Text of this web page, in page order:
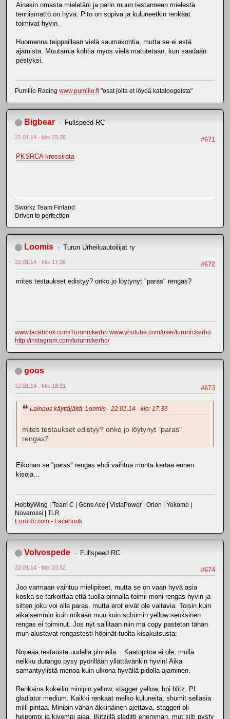
Ainakin omasta mieletäni ja parin muun testanneen mielestä
tennismatto on hyvä. Pito on sopiva ja kuluneetkin renkaat
toimivat hyvin.
Huomenna teippaillaan vielä saumakohtia, mutta se ei estä
ajamista. Muutamia kohtia myös vielä matotetaan, kun saadaan
pestyksi.
Pumilio Racing www.pumilio.fi "osat joita et löydä kataloogeista"
Bigbear Fullspeed RC
#671
21.01.14 - klo: 23.38
PKSRCA krossirata
Sworkz Team Finland
Driven to perfection
Loomis Turun Urheiluautoilijat ry
#672
22.01.14 - klo: 17.36
mites testaukset edistyy? onko jo löytynyt "paras" rengas?
www.facebook.com/Turunrckerho www.youtube.com/user/turunrckerho
http://instagram.com/turunrckerho/
goos
#673
22.01.14 - klo: 18.31
Lainaus käyttäjältä: Loomis - 22.01.14 - klo: 17.36
mites testaukset edistyy? onko jo löytynyt "paras"
rengas?
Eikohan se "paras" rengas ehdi vaihtua monta kertaa ennen
kisoja...
HobbyWing | Team C | Gens Ace | VistaPower | Orion | Yokomo |
Novarossi | TLR
EuroRc.com - Facebook
Volvospede Fullspeed RC
#674
22.01.14 - klo: 23.52
Joo varmaan vaihtuu mielipiteet, mutta se on vaan hyvä asia
koska se tarkoittaa että tuolla pinnalla toimii moni rengas hyvin ja
sitten joku voi olla paras, mutta erot eivät ole valtavia. Toisin kuin
aikaisemmin kuin mikään muu kuin schumin yellow seoksinen
rengas ei toiminut. Jos nyt sallitaan niin mä copy pastetan tähän
mun alustavat rengastesti höpinät tuolta kisakutsusta:
Nopeaa testausta uudella pinnalla... Kaatopitoa ei ole, mulla
nelkku durango pysy pyörillään yllättävänkin hyvin! Aika
samantyylistä menoa kuin ulkona hyvällä pidolla ajaminen.
Renkaina kokeilin minipin yellow, stagger yellow, hpi blitz, PL
gladiator medium. Kaikki renkaat melko kuluneita, shumit sellasia
milli pintaa. Minipin vähän äkkinäinen ajettava, staggeri oli
helpompi ja kivempi ajaa. Blitzillä sladitti enemmän, mut silti pysty